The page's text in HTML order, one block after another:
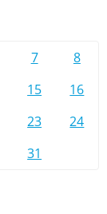
7
8
15
16
23
24
31